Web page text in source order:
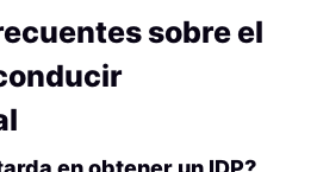
sobre el